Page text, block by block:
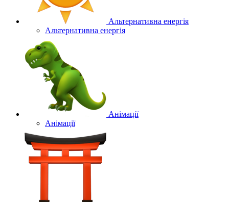
Альтернативна енергія
Альтернативна енергія
Анімації
Анімації